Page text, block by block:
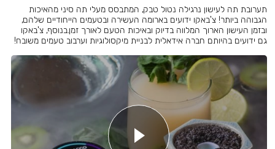
תערובת תה לעישון נרגילה נטול טבק, המתבסס מעלי תה סיני מהאיכות
הגבוהה ביותר! צ'באקו ידועים בארומה העשירה ובטעמים הייחודיים שלהם,
ובזמן העישון הארוך המלווה בדיוק ובאיכות הטעם לאורך זמן.בנוסף, צ'באקו
גם ידועים בהיותם חברה אידאלית לבניית מיקסולוגיות וערבוב טעמים משובח!